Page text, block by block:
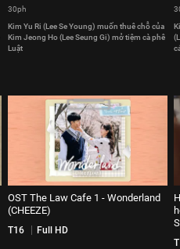
30ph
Kim Yu Ri (Lee Se Young) muốn thuê chỗ của
Kim Jeong Ho (Lee Seung Gi) mở tiệm cà phê
Luật
OST The Law Cafe 1 - Wonderland
(CHEEZE)
T16 Full HD